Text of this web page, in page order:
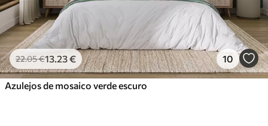
22.05€13.23€ 10
Azulejos de mosaico verde escuro